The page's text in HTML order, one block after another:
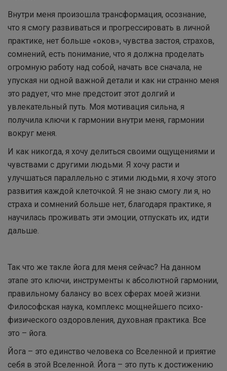
Внутри меня произошла трансформация, осознание,
что я смогу развиваться и прогрессировать в личной
практике, нет больше «оков», чувства застоя, страхов,
сомнений, есть понимание, что я должна проделать
огромную работу над собой, начать все сначала, не
упуская ни одной важной детали и как ни странно меня
это радует, что мне предстоит этот долгий и
увлекательный путь. Моя мотивация сильна, я
получила ключи к гармонии внутри меня, гармонии
вокруг меня.
И как никогда, я хочу делиться своими ощущениями и
чувствами с другими людьми. Я хочу расти и
улучшаться параллельно с этими людьми, я хочу этого
развития каждой клеточкой. Я не знаю смогу ли я, но
страха и сомнений больше нет, благодаря практике, я
научилась проживать эти эмоции, отпускать их, идти
дальше.
Так что же такле йога для меня сейчас? На данном
этапе это ключи, инструменты к абсолютной гармонии,
правильному балансу во всех сферах моей жизни.
Философская наука, комплекс мощнейшего психо-
физического оздоровления, духовная практика. Все
это – йога.
Йога – это единство человека со Вселенной и приятие
себя в этой Вселенной. Йога – это путь к достижению